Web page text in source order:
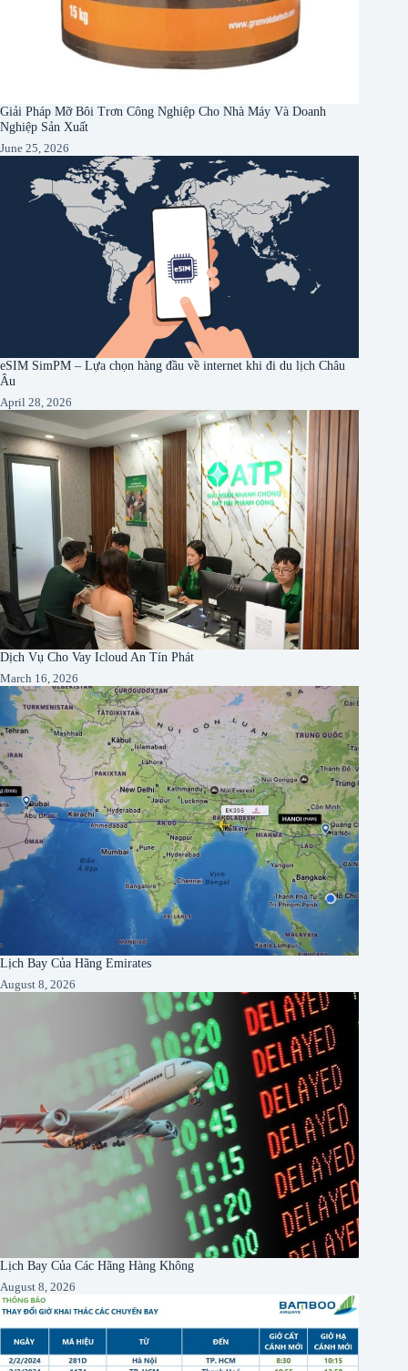
Giải Pháp Mỡ Bôi Trơn Công Nghiệp Cho Nhà Máy Và Doanh
Nghiệp Sản Xuất
June 25, 2026
eSIM SimPM – Lựa chọn hàng đầu về internet khi đi du lịch Châu
Âu
April 28, 2026
Dịch Vụ Cho Vay Icloud An Tín Phát
March 16, 2026
Lịch Bay Của Hãng Emirates
August 8, 2026
Lịch Bay Của Các Hãng Hàng Không
August 8, 2026